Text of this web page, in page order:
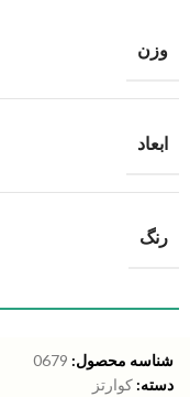
وزن
ابعاد
رنگ
شناسه محصول: 0679
دسته: کوارتز